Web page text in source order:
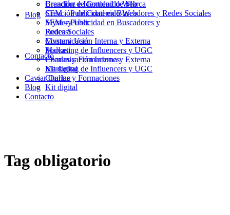
Branding e Identidad de Marca
Creación de Contenido Web
SEM – Publicidad en Buscadores y
Redes Sociales
Mystery User
Podcast
Comunicación Interna y Externa
Marketing de Influencers y UGC
Charlas y Formaciones
Kit digital
Blog
Contacto
Creación de Contenido Web
SEM – Publicidad en Buscadores y Redes Sociales
Mystery User
Podcast
Comunicación Interna y Externa
Marketing de Influencers y UGC
Charlas y Formaciones
Kit digital
Caviar Online
Blog
Contacto
Tag obligatorio